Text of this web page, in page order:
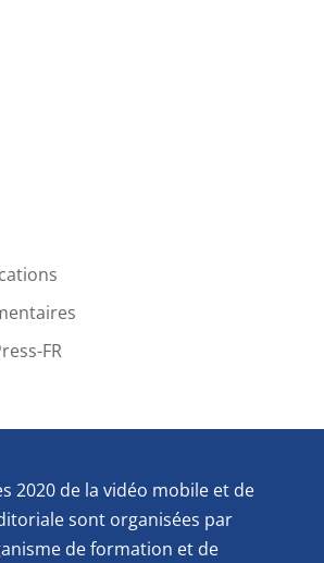
FR
2020 de la vidéo mobile et de
sont organisées par
de formation et de